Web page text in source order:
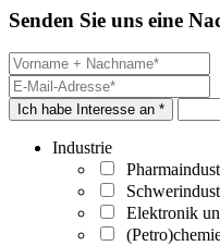
Senden Sie uns eine
Ich habe Interesse an *
Industrie
Elektronik